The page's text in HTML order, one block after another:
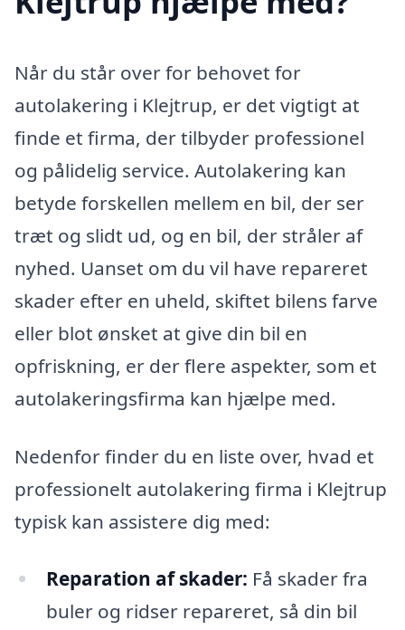
Når du står over for behovet for
autolakering i Klejtrup, er det vigtigt at
finde et firma, der tilbyder professionel
og pålidelig service. Autolakering kan
betyde forskellen mellem en bil, der ser
træt og slidt ud, og en bil, der stråler af
nyhed. Uanset om du vil have repareret
skader efter en uheld, skiftet bilens farve
eller blot ønsket at give din bil en
opfriskning, er der flere aspekter, som et
autolakeringsfirma kan hjælpe med.
Nedenfor finder du en liste over, hvad et
professionelt autolakering firma i Klejtrup
typisk kan assistere dig med:
Reparation af skader: Få skader fra
buler og ridser repareret, så din bil